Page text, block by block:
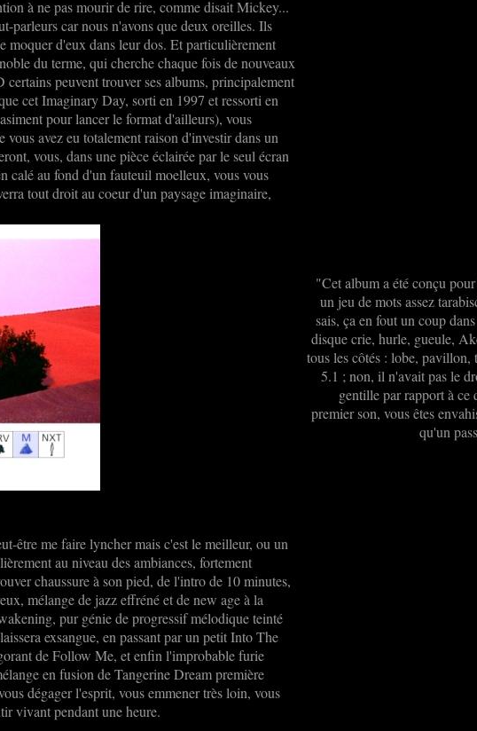
à ne pas mourir de rire, comme disait Mickey...
parleurs car nous n'avons que deux oreilles. Ils
moquer d'eux dans leur dos. Et particulièrement
du terme, qui cherche chaque fois de nouveaux
peuvent trouver ses albums, principalement
cet Imaginary Day, sorti en 1997 et ressorti en
pour lancer le format d'ailleurs), vous
vous avez eu totalement raison d'investir dans un
vous, dans une pièce éclairée par le seul écran
calé au fond d'un fauteuil moelleux, vous vous
tout droit au coeur d'un paysage imaginaire,
"Cet album a été conçu
un jeu de mots assez
sais, ça en fout un coup
disque crie, hurle, gueule,
tous les côtés : lobe,
5.1 ; non, il n'avait pas le
gentille par rapport à ce
premier son, vous êtes
qu'un
être me faire lyncher mais c'est le meilleur, ou un
au niveau des ambiances, fortement
chaussure à son pied, de l'intro de 10 minutes,
mélange de jazz effréné et de new age à la
pur génie de progressif mélodique teinté
exsangue, en passant par un petit Into The
de Follow Me, et enfin l'improbable furie
en fusion de Tangerine Dream première
dégager l'esprit, vous emmener très loin, vous
vivant pendant une heure.